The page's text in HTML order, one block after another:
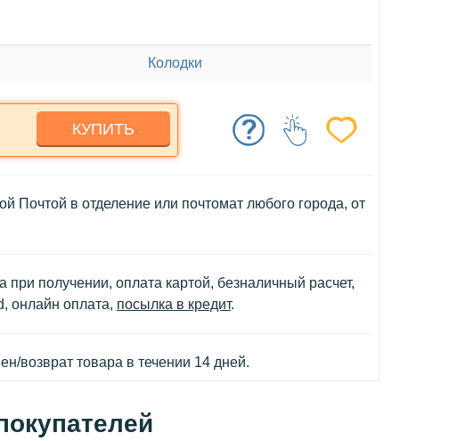
Колодки
КУПИТЬ
Почтой в отделение или почтомат любого города, от
при получении, оплата картой, безналичный расчет,
онлайн оплата, посылка в кредит.
возврат товара в течении 14 дней.